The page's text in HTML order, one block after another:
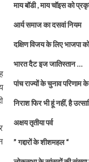
माय बॉडी , माय चॉइस को
आर्य समाज का दसवां नियम
दक्षिण विजय के लिए भाजपा
भारत दैट इज जातिस्तान …
पांच राज्यों के चुनाव परिणाम
निराश फिर भी हूं नहीं, है
अक्षय तृतीया पर्व
” गद्दारों के शीशमहल “